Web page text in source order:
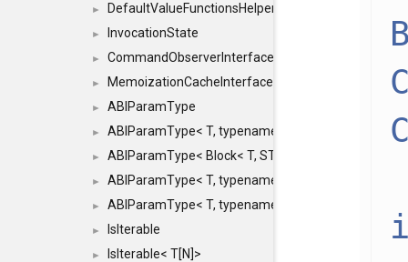
► DefaultValueFunctionsHelper< const Result<
► InvocationState
► CommandObserverInterface
► MemoizationCacheInterface
► ABIParamType
► ABIParamType< T, typename std::enable_if<
► ABIParamType< Block< T, STRIDED, MOVE > >
► ABIParamType< T, typename std::enable_if<
► ABIParamType< T, typename std::enable_if<
► IsIterable
► IsIterable< T[N]>